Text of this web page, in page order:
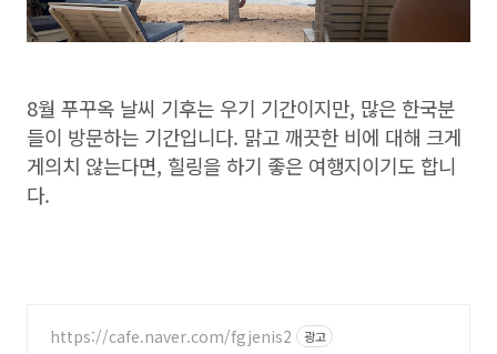
8월 푸꾸옥 날씨 기후는 우기 기간이지만, 많은 한국분
들이 방문하는 기간입니다. 맑고 깨끗한 비에 대해 크게
게의치 않는다면, 힐링을 하기 좋은 여행지이기도 합니
다.
https://cafe.naver.com/fgjenis2 광고